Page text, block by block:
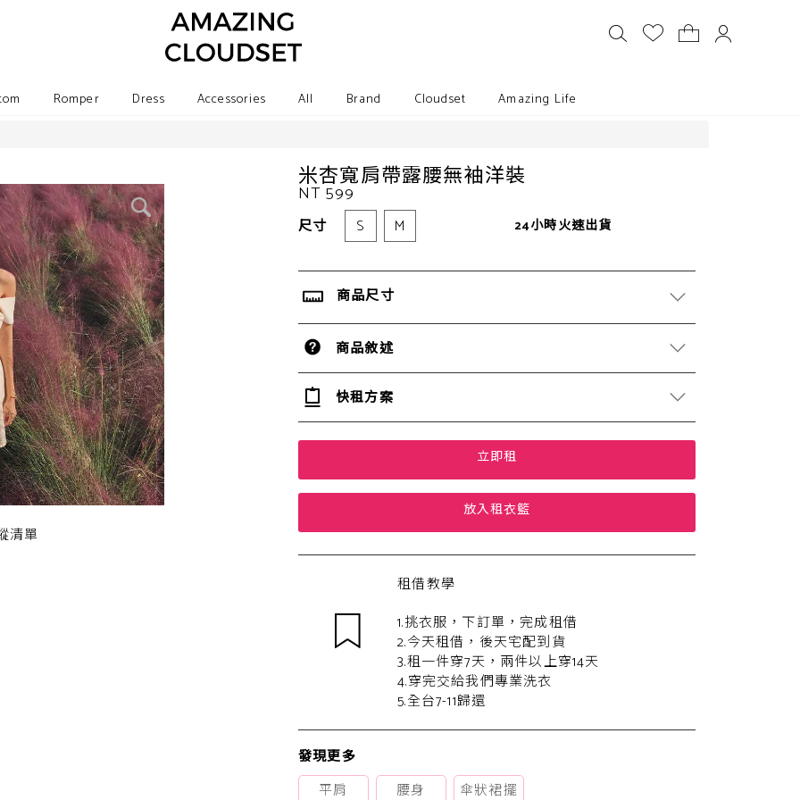
Romper Dress Accessories All Brand Cloudset Amazing Life
清單
米杏寬肩帶露腰無袖洋裝
NT 599
尺寸 S M 24小時火速出貨
商品尺寸
商品敘述
快租方案
立即租
放入租衣籃
租借教學
1.挑衣服，下訂單，完成租借
2.今天租借，後天宅配到貨
3.租一件穿7天，兩件以上穿14天
4.穿完交給我們專業洗衣
5.全台7-11歸還
發現更多
平肩
腰身 傘狀裙擺